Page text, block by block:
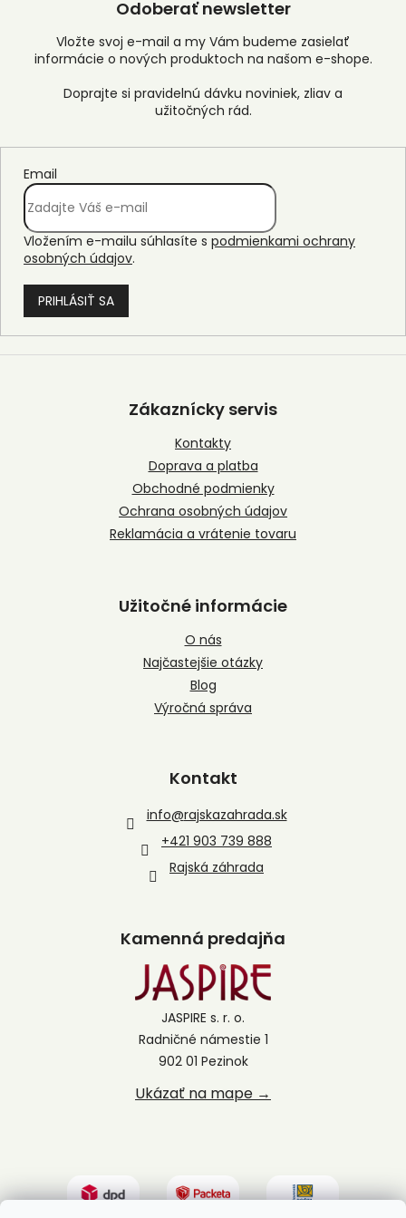
Odoberať newsletter
Vložte svoj e-mail a my Vám budeme zasielať
informácie o nových produktoch na našom e-shope.
Email
Vložením e-mailu súhlasíte s podmienkami ochrany
osobných údajov.
PRIHLÁSIŤ SA
Z
Zákaznícky servis
Kontakty
Doprava a platba
Obchodné podmienky
Ochrana osobných údajov
Reklamácia a vrátenie tovaru
Užitočné informácie
O nás
Najčastejšie otázky
Blog
Výročná správa
Kontakt
info@rajskazahrada.sk
+421 903 739 888
Rajská záhrada
Kamenná predajňa
JASPIRE s. r. o.
Radničné námestie 1
902 01 Pezinok
Ukázať na mape →